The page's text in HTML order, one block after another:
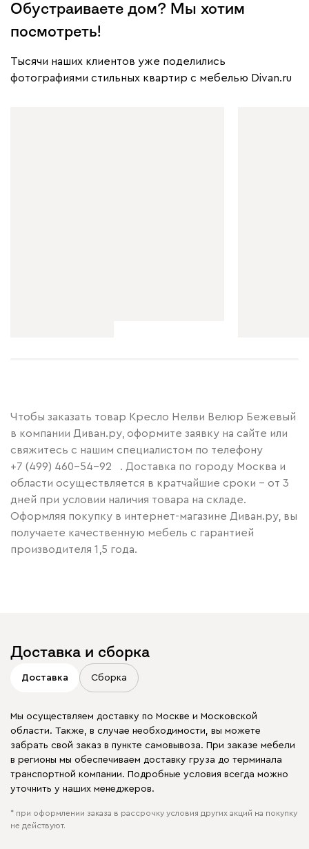
Обустраиваете дом? Мы хотим
посмотреть!
Тысячи наших клиентов уже поделились
фотографиями стильных квартир с мебелью Divan.ru
Чтобы заказать товар Кресло Нелви Велюр Бежевый
в компании Диван.ру, оформите заявку на сайте или
свяжитесь с нашим специалистом по телефону
+7 (499) 460-54-92
. Доставка по городу Москва и
области осуществляется в кратчайшие сроки – от 3
дней при условии наличия товара на складе.
Оформляя покупку в интернет-магазине Диван.ру, вы
получаете качественную мебель с гарантией
производителя 1,5 года.
Доставка и сборка
Доставка Сборка
Мы осуществляем доставку по Москве и Московской
области. Также, в случае необходимости, вы можете
забрать свой заказ в пункте самовывоза. При заказе мебели
в регионы мы обеспечиваем доставку груза до терминала
транспортной компании. Подробные условия всегда можно
уточнить у наших менеджеров.
* при оформлении заказа в рассрочку условия других акций на покупку
не действуют.